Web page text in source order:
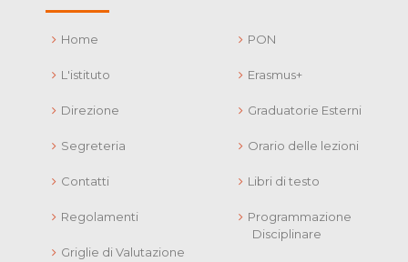
Home
L'istituto
Direzione
Segreteria
Contatti
Regolamenti
Griglie di Valutazione
PON
Erasmus+
Graduatorie Esterni
Orario delle lezioni
Libri di testo
Programmazione
Disciplinare